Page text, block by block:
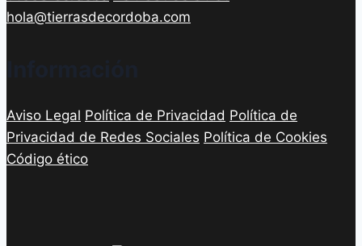
hola@tierrasdecordoba.com
Aviso Legal Política de Privacidad Política de
Privacidad de Redes Sociales Política de Cookies
Código ético